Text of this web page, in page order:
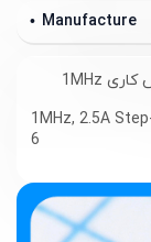
Manufacture
1MHz, 2.5A
6